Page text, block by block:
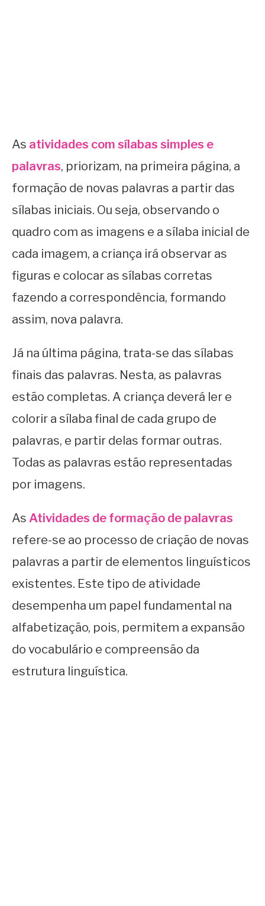
As atividades com sílabas simples e
palavras, priorizam, na primeira página, a
formação de novas palavras a partir das
sílabas iniciais. Ou seja, observando o
quadro com as imagens e a sílaba inicial de
cada imagem, a criança irá observar as
figuras e colocar as sílabas corretas
fazendo a correspondência, formando
assim, nova palavra.
Já na última página, trata-se das sílabas
finais das palavras. Nesta, as palavras
estão completas. A criança deverá ler e
colorir a sílaba final de cada grupo de
palavras, e partir delas formar outras.
Todas as palavras estão representadas
por imagens.
As Atividades de formação de palavras
refere-se ao processo de criação de novas
palavras a partir de elementos linguísticos
existentes. Este tipo de atividade
desempenha um papel fundamental na
alfabetização, pois, permitem a expansão
do vocabulário e compreensão da
estrutura linguística.